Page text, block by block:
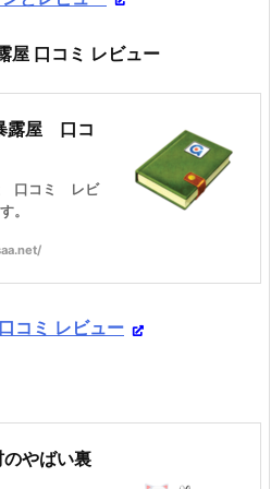
口コミ レビュー
露屋 口コ
口コミ レビ
。
コミ レビュー
やばい裏